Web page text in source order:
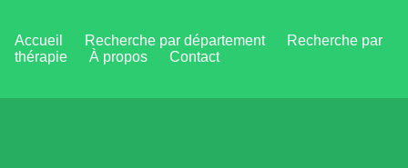
Accueil Recherche par département
Recherche par
thérapie
À propos Contact